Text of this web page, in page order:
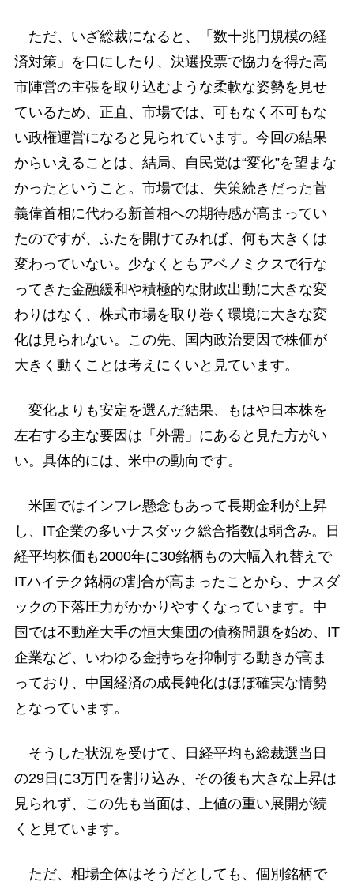
ただ、いざ総裁になると、「数十兆円規模の経
済対策」を口にしたり、決選投票で協力を得た高
市陣営の主張を取り込むような柔軟な姿勢を見せ
ているため、正直、市場では、可もなく不可もな
い政権運営になると見られています。今回の結果
からいえることは、結局、自民党は“変化”を望まな
かったということ。市場では、失策続きだった菅
義偉首相に代わる新首相への期待感が高まってい
たのですが、ふたを開けてみれば、何も大きくは
変わっていない。少なくともアベノミクスで行な
ってきた金融緩和や積極的な財政出動に大きな変
わりはなく、株式市場を取り巻く環境に大きな変
化は見られない。この先、国内政治要因で株価が
大きく動くことは考えにくいと見ています。
変化よりも安定を選んだ結果、もはや日本株を
左右する主な要因は「外需」にあると見た方がい
い。具体的には、米中の動向です。
米国ではインフレ懸念もあって長期金利が上昇
し、IT企業の多いナスダック総合指数は弱含み。日
経平均株価も2000年に30銘柄もの大幅入れ替えで
ITハイテク銘柄の割合が高まったことから、ナスダ
ックの下落圧力がかかりやすくなっています。中
国では不動産大手の恒大集団の債務問題を始め、IT
企業など、いわゆる金持ちを抑制する動きが高ま
っており、中国経済の成長鈍化はほぼ確実な情勢
となっています。
そうした状況を受けて、日経平均も総裁選当日
の29日に3万円を割り込み、その後も大きな上昇は
見られず、この先も当面は、上値の重い展開が続
くと見ています。
ただ、相場全体はそうだとしても、個別銘柄で